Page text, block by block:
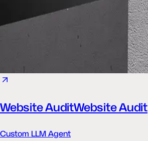
Website AuditWebsite Audit
Custom LLM Agent